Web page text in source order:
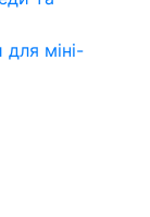
міні-